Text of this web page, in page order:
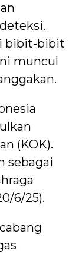
bibit-bibit
muncul
(KOK).
sebagai
6/25).